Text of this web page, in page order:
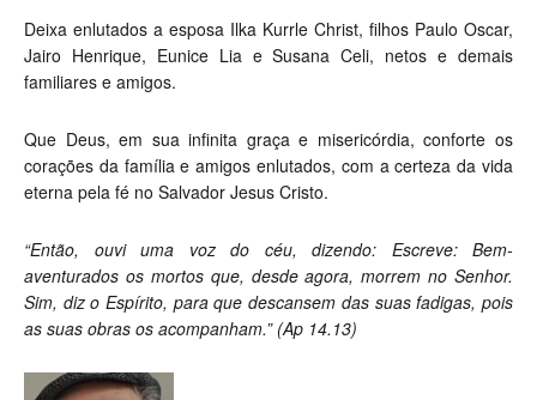
Deixa enlutados a esposa Ilka Kurrle Christ, filhos Paulo Oscar,
Jairo Henrique, Eunice Lia e Susana Celi, netos e demais
familiares e amigos.
Que Deus, em sua infinita graça e misericórdia, conforte os
corações da família e amigos enlutados, com a certeza da vida
eterna pela fé no Salvador Jesus Cristo.
“Então, ouvi uma voz do céu, dizendo: Escreve: Bem-
aventurados os mortos que, desde agora, morrem no Senhor.
Sim, diz o Espírito, para que descansem das suas fadigas, pois
as suas obras os acompanham.” (Ap 14.13)